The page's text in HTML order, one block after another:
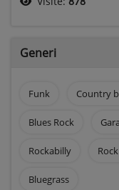
Generi
Funk Country
Blues Rock
Rockabilly
Bluegrass